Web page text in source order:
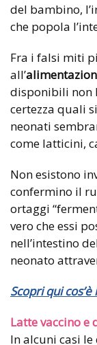
del bambino,
che popola
Fra i falsi miti
all’
disponibili non
certezza quali
neonati
come latticini,
Non esistono
confermino il
ortaggi
vero che essi
nell’intestino
neonato
Scopri qui
Latte vaccino e
In alcuni casi le